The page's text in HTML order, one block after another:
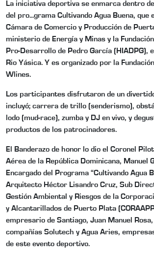
La iniciativa deportiva se enmarca dentro
del pro...grama Cultivando Agua Buena, que
Cámara de Comercio y Producción de
ministerio de Energía y Minas y la
Pro-Desarrollo de Pedro García (HIADPG),
Rio Yásica. Y es organizado por la
Wlines.
Los participantes disfrutaron de un
incluyó; carrera de trillo (senderismo),
lodo (mud-race), zumba y DJ en vivo, y
productos de los patrocinadores.
El Banderazo de honor lo dio el Coronel
Aérea de la República Dominicana, Manuel
Encargado del Programa “Cultivando Agua
Arquitecto Héctor Lisandro Cruz, Sub
Gestión Ambiental y Riesgos de la
y Alcantarillados de Puerto Plata
empresario de Santiago, Juan Manuel
compañías Solutech y Agua Aries,
de este evento deportivo.